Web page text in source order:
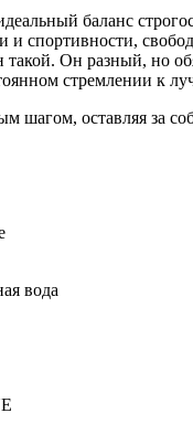
баланс
и спортивности,
такой. Он разный, но
стремлении к
шагом, оставляя за
вода